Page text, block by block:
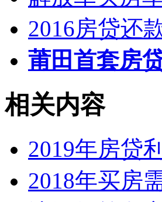
2016房贷还
莆田首套房
相关内容
2019年房贷
2018年买房